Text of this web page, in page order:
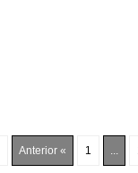
Anterior « 1 ...